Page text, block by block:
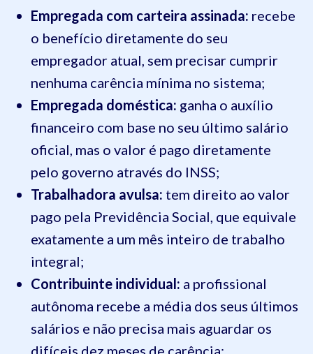
Empregada com carteira assinada: recebe
o benefício diretamente do seu
empregador atual, sem precisar cumprir
nenhuma carência mínima no sistema;
Empregada doméstica: ganha o auxílio
financeiro com base no seu último salário
oficial, mas o valor é pago diretamente
pelo governo através do INSS;
Trabalhadora avulsa: tem direito ao valor
pago pela Previdência Social, que equivale
exatamente a um mês inteiro de trabalho
integral;
Contribuinte individual: a profissional
autônoma recebe a média dos seus últimos
salários e não precisa mais aguardar os